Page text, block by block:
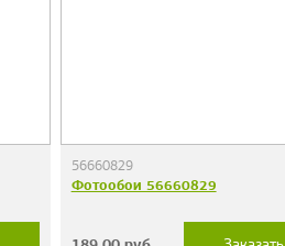
56660829
Фотообои 56660829